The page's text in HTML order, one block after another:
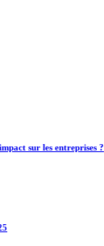
sur les entreprises ?